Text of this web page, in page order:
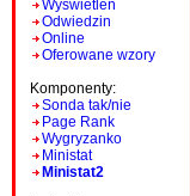
Wyświetleń
Odwiedzin
Online
Oferowane wzory
Komponenty:
Sonda tak/nie
Page Rank
Wygryzanko
Ministat
Ministat2